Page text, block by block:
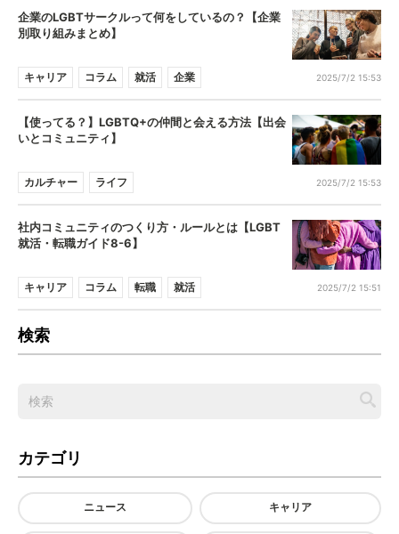
企業のLGBTサークルって何をしているの？【企業
別取り組みまとめ】
キャリア コラム 就活 企業 2025/7/2 15:53
【使ってる？】LGBTQ+の仲間と会える方法【出会
いとコミュニティ】
カルチャー ライフ 2025/7/2 15:53
社内コミュニティのつくり方・ルールとは【LGBT
就活・転職ガイド8-6】
キャリア コラム 転職 就活 2025/7/2 15:51
検索
カテゴリ
ニュース キャリア